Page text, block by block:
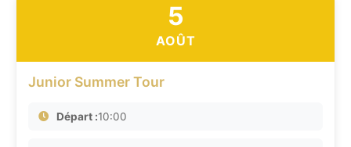
5
AOÛT
Junior Summer Tour
Départ :10:00